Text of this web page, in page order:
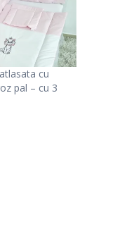
cu
pal – cu 3